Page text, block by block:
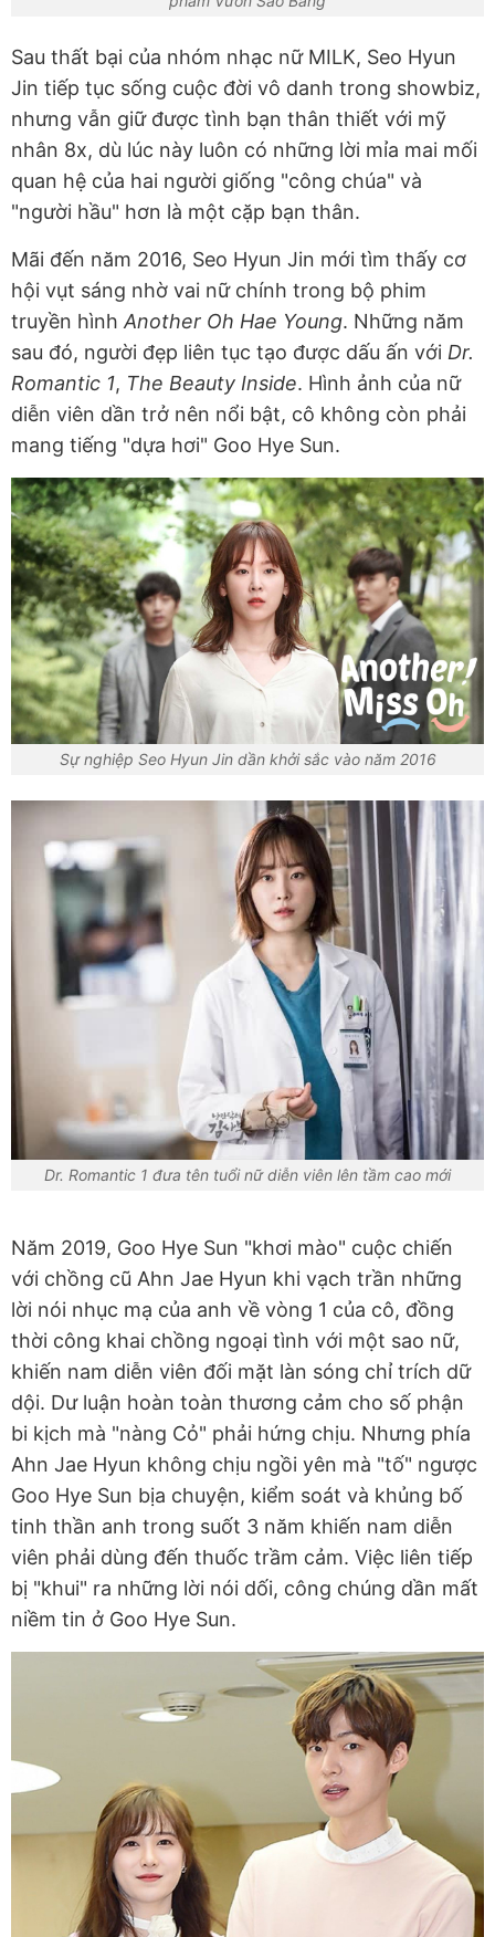
Sau thất bại của nhóm nhạc nữ MILK, Seo Hyun
Jin tiếp tục sống cuộc đời vô danh trong showbiz,
nhưng vẫn giữ được tình bạn thân thiết với mỹ
nhân 8x, dù lúc này luôn có những lời mỉa mai mối
quan hệ của hai người giống "công chúa" và
"người hầu" hơn là một cặp bạn thân.
Mãi đến năm 2016, Seo Hyun Jin mới tìm thấy cơ
hội vụt sáng nhờ vai nữ chính trong bộ phim
truyền hình Another Oh Hae Young. Những năm
sau đó, người đẹp liên tục tạo được dấu ấn với Dr.
Romantic 1, The Beauty Inside. Hình ảnh của nữ
diễn viên dần trở nên nổi bật, cô không còn phải
mang tiếng "dựa hơi" Goo Hye Sun.
Sự nghiệp Seo Hyun Jin dần khởi sắc vào năm 2016
Dr. Romantic 1 đưa tên tuổi nữ diễn viên lên tầm cao mới
Năm 2019, Goo Hye Sun "khơi mào" cuộc chiến
với chồng cũ Ahn Jae Hyun khi vạch trần những
lời nói nhục mạ của anh về vòng 1 của cô, đồng
thời công khai chồng ngoại tình với một sao nữ,
khiến nam diễn viên đối mặt làn sóng chỉ trích dữ
dội. Dư luận hoàn toàn thương cảm cho số phận
bi kịch mà "nàng Cỏ" phải hứng chịu. Nhưng phía
Ahn Jae Hyun không chịu ngồi yên mà "tố" ngược
Goo Hye Sun bịa chuyện, kiểm soát và khủng bố
tinh thần anh trong suốt 3 năm khiến nam diễn
viên phải dùng đến thuốc trầm cảm. Việc liên tiếp
bị "khui" ra những lời nói dối, công chúng dần mất
niềm tin ở Goo Hye Sun.